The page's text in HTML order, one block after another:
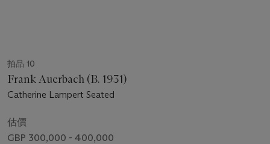
拍品 10
Frank Auerbach (B. 1931)
Catherine Lampert Seated
估價
GBP 300,000 - 400,000